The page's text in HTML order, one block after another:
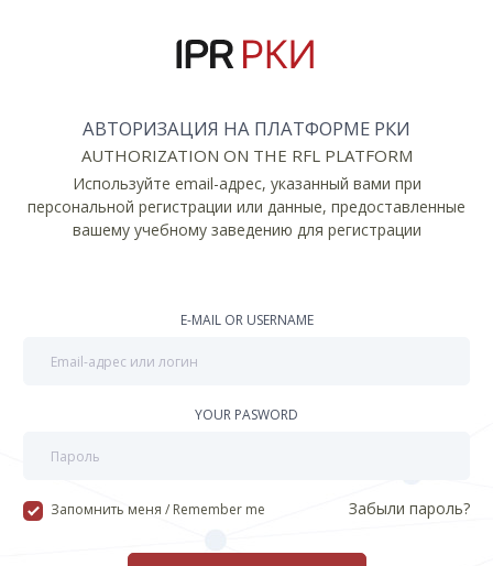
АВТОРИЗАЦИЯ НА ПЛАТФОРМЕ РКИ
AUTHORIZATION ON THE RFL PLATFORM
Используйте email-адрес, указанный вами при
персональной регистрации или данные, предоставленные
вашему учебному заведению для регистрации
E-MAIL OR USERNAME
YOUR PASWORD
Запомнить меня / Remember me Забыли пароль?